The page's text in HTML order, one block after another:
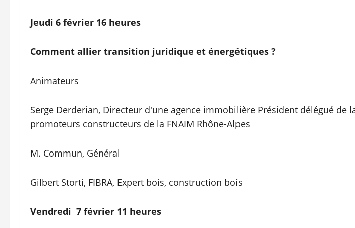
Jeudi 6 février 16 heures
Comment allier transition juridique et énergétiques ?
Animateurs
Serge Derderian, Directeur d'une agence immobilière Président délégué de
promoteurs constructeurs de la FNAIM Rhône-Alpes
M. Commun, Général
Gilbert Storti, FIBRA, Expert bois, construction bois
Vendredi 7 février 11 heures